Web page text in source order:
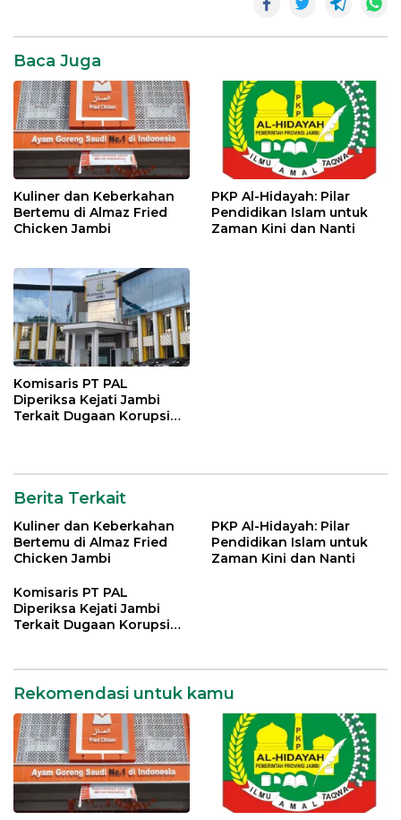
hp
Baca Juga
Kuliner dan Keberkahan
Bertemu di Almaz Fried
Chicken Jambi
PKP Al-Hidayah: Pilar
Pendidikan Islam untuk
Zaman Kini dan Nanti
Komisaris PT PAL
Diperiksa Kejati Jambi
Terkait Dugaan Korupsi
Berita Terkait
Kuliner dan Keberkahan
Bertemu di Almaz Fried
Chicken Jambi
PKP Al-Hidayah: Pilar
Pendidikan Islam untuk
Zaman Kini dan Nanti
Komisaris PT PAL
Diperiksa Kejati Jambi
Terkait Dugaan Korupsi
Rekomendasi untuk kamu